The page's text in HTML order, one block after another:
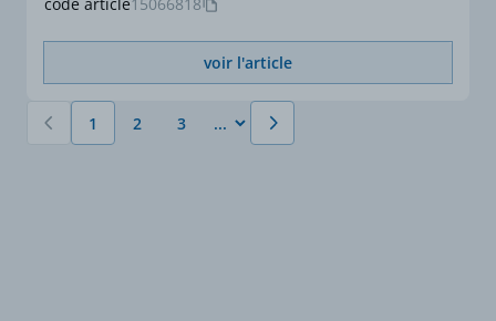
voir l'article
Vous lisez actuellement la page
1 Page
2 Page
3